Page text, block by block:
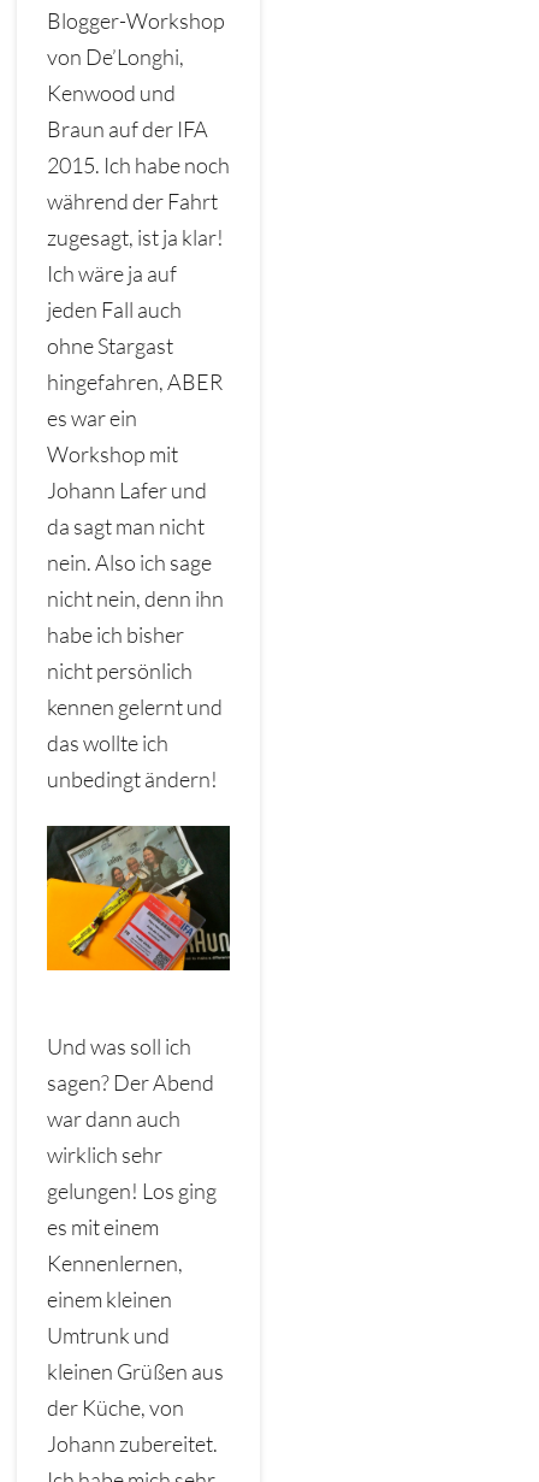
Blogger-Workshop
von De’Longhi,
Kenwood und
Braun auf der IFA
2015. Ich habe noch
während der Fahrt
zugesagt, ist ja klar!
Ich wäre ja auf
jeden Fall auch
ohne Stargast
hingefahren, ABER
es war ein
Workshop mit
Johann Lafer und
da sagt man nicht
nein. Also ich sage
nicht nein, denn ihn
habe ich bisher
nicht persönlich
kennen gelernt und
das wollte ich
unbedingt ändern!
Und was soll ich
sagen? Der Abend
war dann auch
wirklich sehr
gelungen! Los ging
es mit einem
Kennenlernen,
einem kleinen
Umtrunk und
kleinen Grüßen aus
der Küche, von
Johann zubereitet.